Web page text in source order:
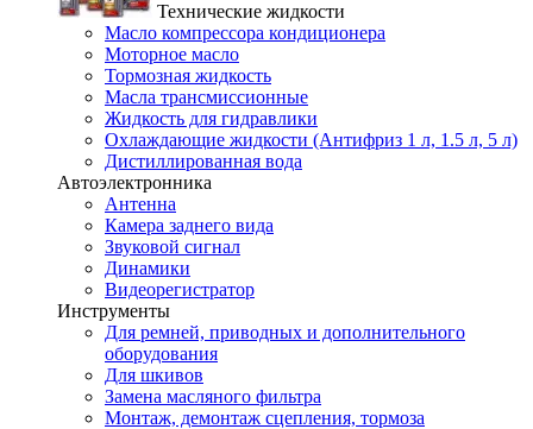
Технические жидкости
Масло компрессора кондиционера
Моторное масло
Тормозная жидкость
Масла трансмиссионные
Жидкость для гидравлики
Охлаждающие жидкости (Антифриз 1 л, 1.5 л, 5 л)
Дистиллированная вода
Автоэлектронника
Антенна
Камера заднего вида
Звуковой сигнал
Динамики
Видеорегистратор
Инструменты
Для ремней, приводных и дополнительного
оборудования
Для шкивов
Замена масляного фильтра
Монтаж, демонтаж сцепления, тормоза